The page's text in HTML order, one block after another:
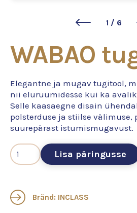
1 / 6
WABAO
Elegantne ja mugav tugitool,
nii eluruumidesse kui ka
Selle kaasaegne disain
polsterduse ja stiilse välimuse,
suurepärast istumismugavust.
Lisa päringusse
Bränd: INCLASS